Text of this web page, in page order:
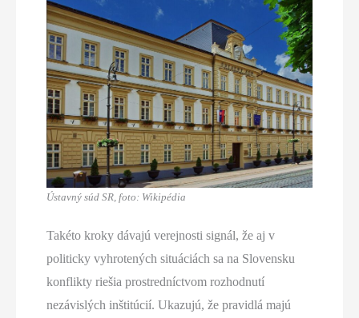
Ústavný súd SR, foto: Wikipédia
Takéto kroky dávajú verejnosti signál, že aj v
politicky vyhrotených situáciách sa na Slovensku
konflikty riešia prostredníctvom rozhodnutí
nezávislých inštitúcií. Ukazujú, že pravidlá majú